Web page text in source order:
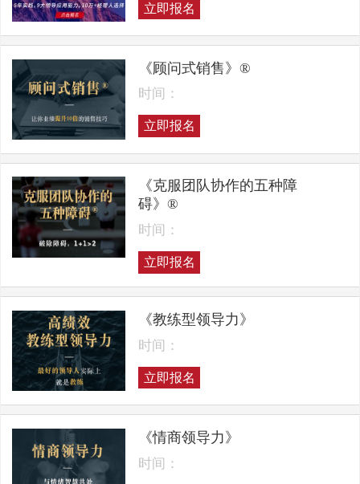
立即报名
《顾问式销售》®
时间：
立即报名
《克服团队协作的五种障
碍》®
时间：
立即报名
《教练型领导力》
时间：
立即报名
《情商领导力》
时间：